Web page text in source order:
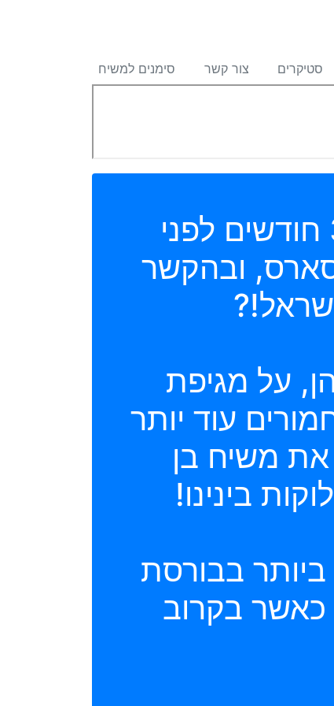
סטיקרים צור קשר סימנים למשיח
1) קורונה! מי צפה מראש את הנושא הביולוגי 3 חודשים לפני
סארס, ובהקשר
על מגיפת
עוד יותר
משיח בן
בינינו!
בבורסת
כאשר בקרוב